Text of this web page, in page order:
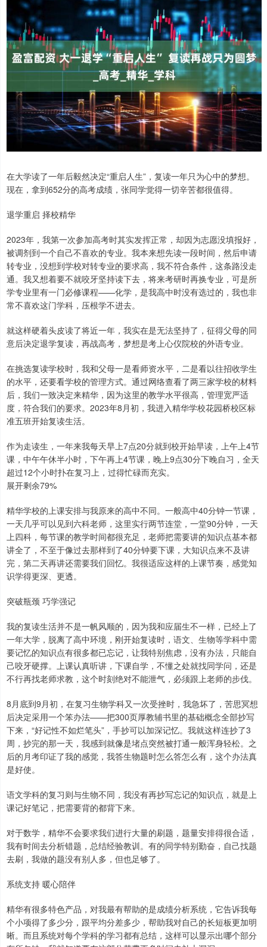
在大学读了一年后毅然决定“重启人生”，复读一年只为心中的梦想。
现在，拿到652分的高考成绩，张同学觉得一切辛苦都很值得。
退学重启 择校精华
2023年，我第一次参加高考时其实发挥正常，却因为志愿没填报好，
被调剂到一个自己不喜欢的专业。我本来想先读一段时间，然后申请
转专业，没想到学校对转专业的要求高，我不符合条件，这条路没走
通。我又想着要不就咬牙坚持读下去，将来考研时再换专业，可是所
学专业里有一门必修课程——化学，是我高中时没有选过的，我也非
常不喜欢这门学科，压根学不进去。
就这样硬着头皮读了将近一年，我实在是无法坚持了，征得父母的同
意后决定退学复读，再战高考，梦想是考上心仪院校的外语专业。
在挑选复读学校时，我和父母一是看师资水平，二是看以往招收学生
的水平，还要看学校的管理方式。通过网络查看了两三家学校的材料
后，我们一致决定来精华，因为这里的教学水平很高，管理宽严适
度，符合我们的要求。2023年8月初，我进入精华学校花园桥校区标
准五班开始复读生活。
作为走读生，一年来我每天早上7点20分就到校开始早读，上午上4节
课，中午午休半小时，下午再上4节课，晚上9点30分下晚自习，全天
超过12个小时扑在复习上，过得忙碌而充实。
展开剩余79%
精华学校的上课安排与我原来的高中不同。一般高中40分钟一节课，
一天几乎可以见到六科老师，这里实行两节连堂，一堂90分钟，一天
上四科，每节课的教学时间都很充足，老师把需要讲的知识点基本都
讲全了，不至于像过去那样到了40分钟要下课，大知识点来不及讲
完，第二天再讲还需要我们回忆。我很适应这样的上课节奏，感觉知
识学得更深、更透。
突破瓶颈 巧学强记
我的复读生活并不是一帆风顺的，因为我和应届生不一样，已经上了
一年大学，脱离了高中环境，刚开始复读时，语文、生物等学科中需
要记忆的知识点有很多都已忘记，让我特别焦虑，没有办法，只能自
己咬牙硬撑。上课认真听讲，下课自学，不懂之处就找同学问，还是
不行再找老师求教，这个时刻绝对不能泄气，必须跟上老师的步伐。
8月底到9月初，在复习生物学科又一次受挫时，我急坏了，苦思冥想
后决定采用一个笨办法——把300页厚教辅书里的基础概念全部抄写
下来，“好记性不如烂笔头”，手抄可以加深记忆。我就这样连抄了3
周，抄完的那一天，我感到就像是堵点突然被打通一般浑身轻松。之
后的月考印证了我的感觉，我答生物题时怎么答怎么有，这个办法真
是好使。
语文学科的复习则与生物不同，我没有再抄写忘记的知识点，就是上
课记好笔记，把需要背的都背下来。
对于数学，精华不会要求我们进行大量的刷题，题量安排得很合适，
我有时间去分析错题，总结经验教训。有的同学特别勤奋，自己找题
去刷，我做的题没有别人多，但也足够了。
系统支持 暖心陪伴
精华有很多特色产品，对我最有帮助的是成绩分析系统，它告诉我每
个小项得了多少分，跟平均分差多少，帮助我对自己的长短板更加明
晰。而且系统对每个学科的学习都有总结，这样可以显示出哪个部分